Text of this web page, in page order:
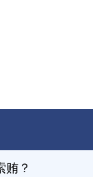
贿？